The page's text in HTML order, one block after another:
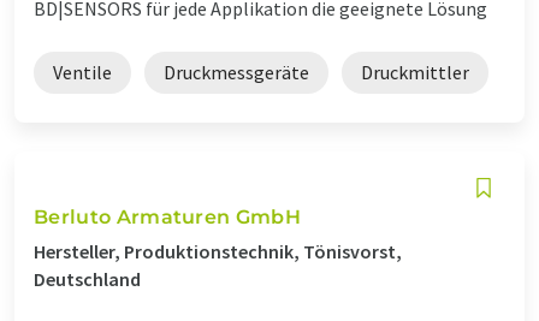
BD|SENSORS für jede Applikation die geeignete Lösung
Ventile Druckmessgeräte Druckmittler
Berluto Armaturen GmbH
Hersteller, Produktionstechnik, Tönisvorst,
Deutschland